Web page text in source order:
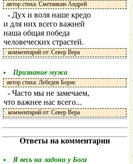
автор стиха: Сметанкин Андрей
- Дух и воля наше кредо
и для них всего важней
наша общая победа
человеческих страстей.
комментарий от: Север Вера
Признание мужа
автор стиха: Лебедев Борис
- Часто мы не замечаем,
что важнее нас всего...
комментарий от: Север Вера
Ответы на комментарии
Я весь на ладони у Бога